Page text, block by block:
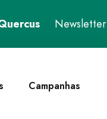
Newsletter
Campanhas